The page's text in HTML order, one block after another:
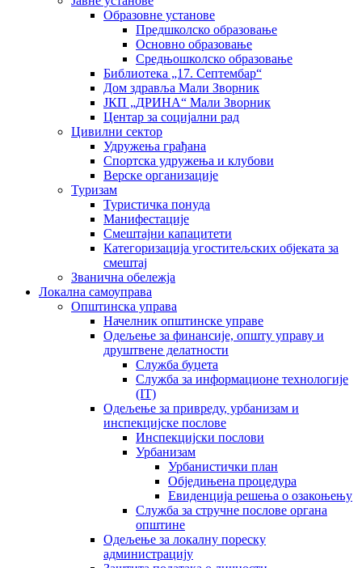
Образовне установе
Предшколско образовање
Основно образовање
Средњошколско образовање
Библиотека „17. Септембар“
Дом здравља Мали Зворник
ЈКП „ДРИНА“ Мали Зворник
Центар за социјални рад
Цивилни сектор
Удружења грађана
Спортска удружења и клубови
Верске организације
Туризам
Туристичка понуда
Манифестације
Смештајни капацитети
Категоризација угоститељских објеката за
смештај
Званична обележја
Локална самоуправа
Општинска управа
Начелник општинске управе
Одељење за финансије, општу управу и
друштвене делатности
Служба буџета
Служба за информационе технологије
(IT)
Одељење за привреду, урбанизам и
инспекцијске послове
Инспекцијски послови
Урбанизам
Урбанистички план
Обједињена процедура
Евиденција решења о озакоњењу
Служба за стручне послове органа
општине
Одељење за локалну пореску
администрацију